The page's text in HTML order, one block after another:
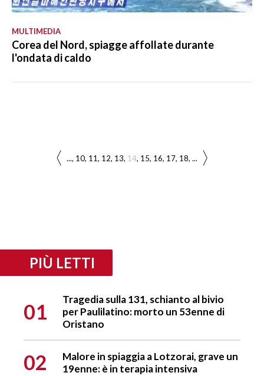
MULTIMEDIA
Corea del Nord, spiagge affollate durante
l'ondata di caldo
... 10 11 12 13 14 15 16 17 18 ...
PIÙ LETTI
01
Tragedia sulla 131, schianto al bivio
per Paulilatino: morto un 53enne di
Oristano
02
Malore in spiaggia a Lotzorai, grave un
19enne: è in terapia intensiva